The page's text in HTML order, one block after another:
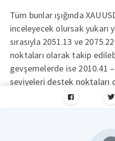
Tüm bunlar ışığında
inceleyecek olursak
sırasıyla 2051.13 ve
noktaları olarak takip
gevşemelerde ise 2010.41
seviyeleri destek noktaları